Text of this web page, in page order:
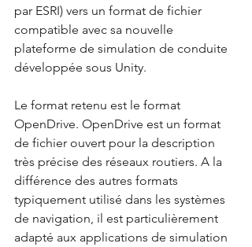
par ESRI) vers un format de fichier
compatible avec sa nouvelle
plateforme de simulation de conduite
développée sous Unity.
Le format retenu est le format
OpenDrive. OpenDrive est un format
de fichier ouvert pour la description
très précise des réseaux routiers. A la
différence des autres formats
typiquement utilisé dans les systèmes
de navigation, il est particulièrement
adapté aux applications de simulation